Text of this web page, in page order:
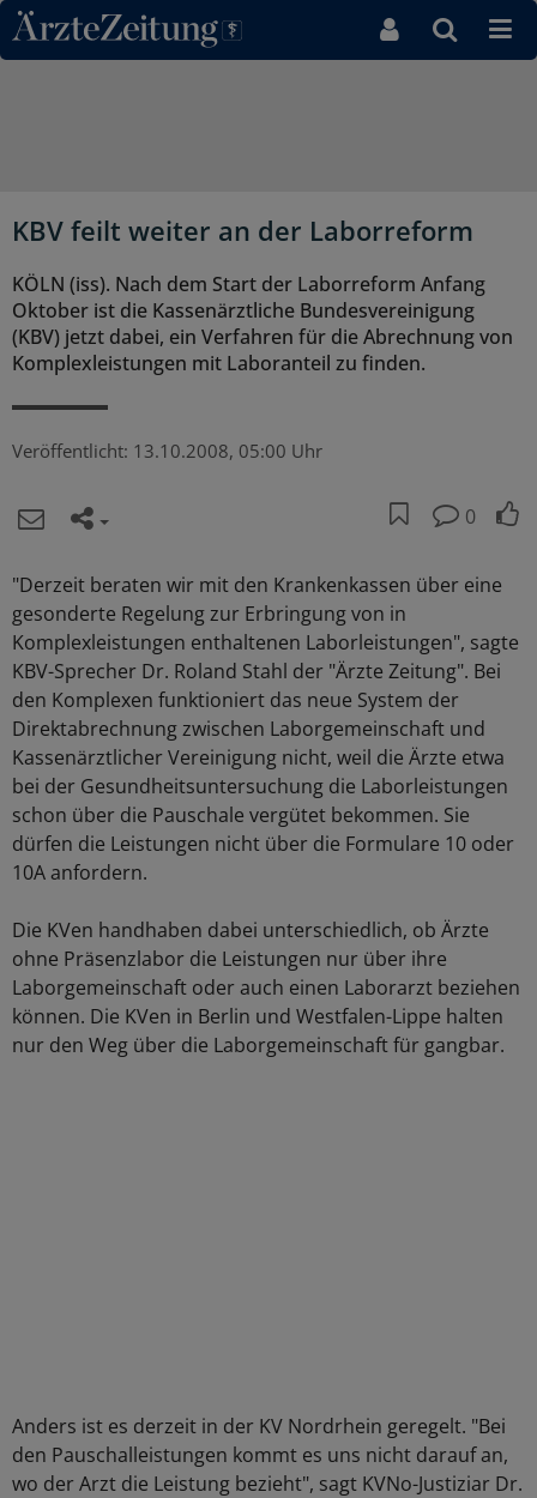
Direkt zum Inhaltsbereich
KBV feilt weiter an der Laborreform
KÖLN (iss). Nach dem Start der Laborreform Anfang
Oktober ist die Kassenärztliche Bundesvereinigung
(KBV) jetzt dabei, ein Verfahren für die Abrechnung von
Komplexleistungen mit Laboranteil zu finden.
Veröffentlicht: 13.10.2008, 05:00 Uhr
0
"Derzeit beraten wir mit den Krankenkassen über eine
gesonderte Regelung zur Erbringung von in
Komplexleistungen enthaltenen Laborleistungen", sagte
KBV-Sprecher Dr. Roland Stahl der "Ärzte Zeitung". Bei
den Komplexen funktioniert das neue System der
Direktabrechnung zwischen Laborgemeinschaft und
Kassenärztlicher Vereinigung nicht, weil die Ärzte etwa
bei der Gesundheitsuntersuchung die Laborleistungen
schon über die Pauschale vergütet bekommen. Sie
dürfen die Leistungen nicht über die Formulare 10 oder
10A anfordern.
Die KVen handhaben dabei unterschiedlich, ob Ärzte
ohne Präsenzlabor die Leistungen nur über ihre
Laborgemeinschaft oder auch einen Laborarzt beziehen
können. Die KVen in Berlin und Westfalen-Lippe halten
nur den Weg über die Laborgemeinschaft für gangbar.
Anders ist es derzeit in der KV Nordrhein geregelt. "Bei
den Pauschalleistungen kommt es uns nicht darauf an,
wo der Arzt die Leistung bezieht", sagt KVNo-Justiziar Dr.